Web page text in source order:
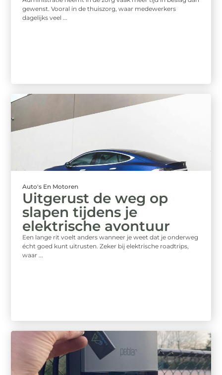
gewenst. Vooral in de thuiszorg, waar medewerkers
dagelijks veel ...
Auto's En Motoren
Uitgerust de weg op
slapen tijdens je
elektrische avontuur
Een lange rit voelt anders wanneer je weet dat je onderweg
écht goed kunt uitrusten. Zeker bij elektrische roadtrips,
waar ...